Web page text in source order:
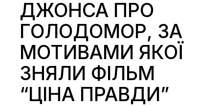
ДЖОНСА ПРО
ГОЛОДОМОР, ЗА
МОТИВАМИ ЯКОЇ
ЗНЯЛИ ФІЛЬМ
“ЦІНА ПРАВДИ”